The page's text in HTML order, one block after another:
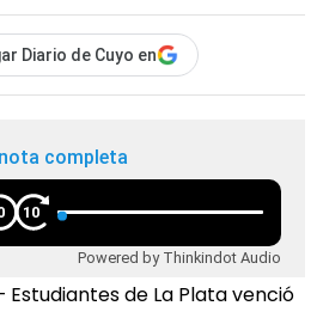
Diario de Cuyo en
completa
10
Powered by Thinkindot Audio
Estudiantes de La Plata venció